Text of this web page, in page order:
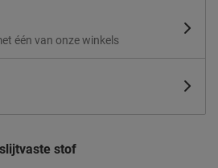
één van onze winkels
stof